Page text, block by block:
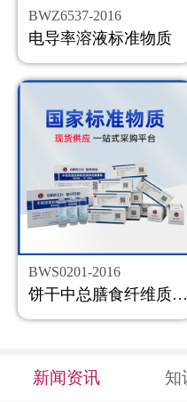
BWZ6537-2016
电导率溶液标准物质
BWS0201-2016
饼干中总膳食纤维质控样品
新闻资讯 知
联系我们
返回主页